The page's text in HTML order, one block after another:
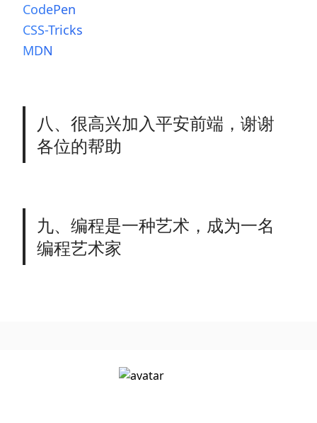
CodePen
CSS-Tricks
MDN
八、很高兴加入平安前端，谢谢
各位的帮助
九、编程是一种艺术，成为一名
编程艺术家